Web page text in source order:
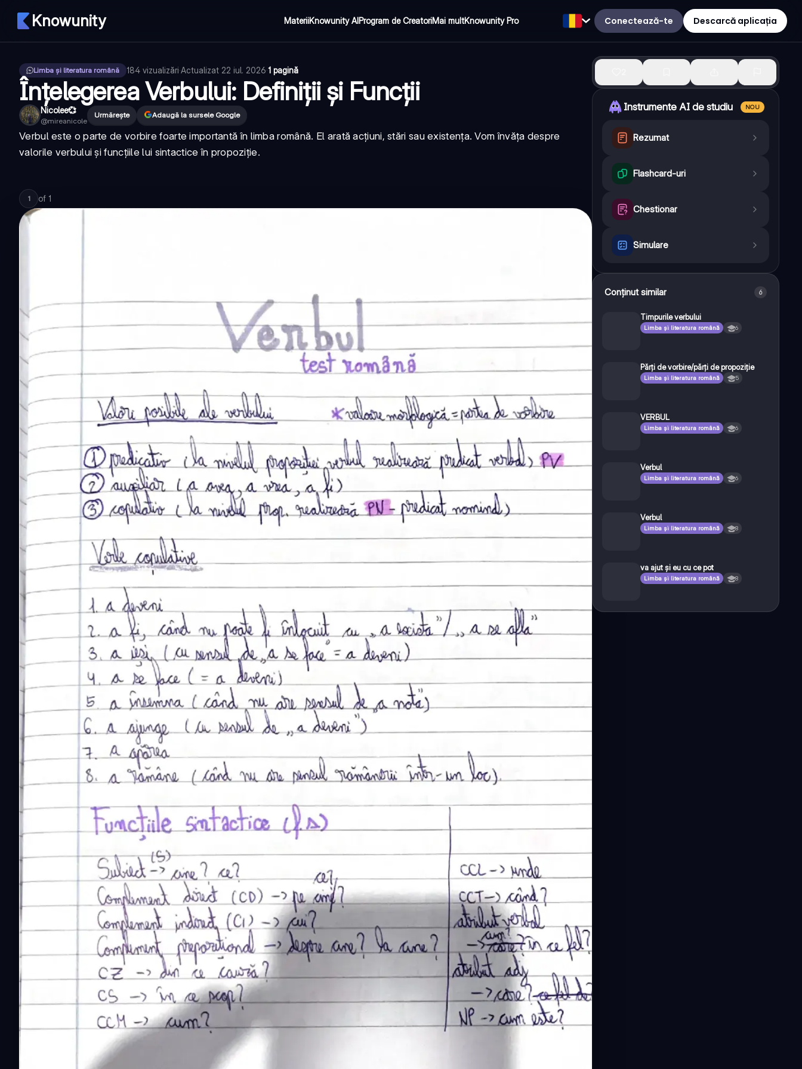
Knowunity MateriiKnowunity AIProgram de CreatoriMai multKnowunity Pro Conectează-te Descarcă aplicația
Limba și literatura română 184 vizualizări·Actualizat 22 iul. 2026·1 pagină
Înțelegerea Verbului: Definiții și Funcții
Nicolee💞
@mireanicole
Urmărește Adaugă la sursele Google
Verbul este o parte de vorbire foarte importantă în limba română. El arată acțiuni, stări sau existența. Vom învăța despre
valorile verbului și funcțiile lui sintactice în propoziție.
1 of 1
Instrumente AI de studiu NOU
Rezumat
Flashcard-uri
Chestionar
Simulare
Conținut similar 6
Timpurile verbului
Limba și literatura română 6
Părți de vorbire/părți de propoziție
Limba și literatura română 5
VERBUL
Limba și literatura română 6
Verbul
Limba și literatura română 6
Verbul
Limba și literatura română 8
va ajut și eu cu ce pot
Limba și literatura română 8